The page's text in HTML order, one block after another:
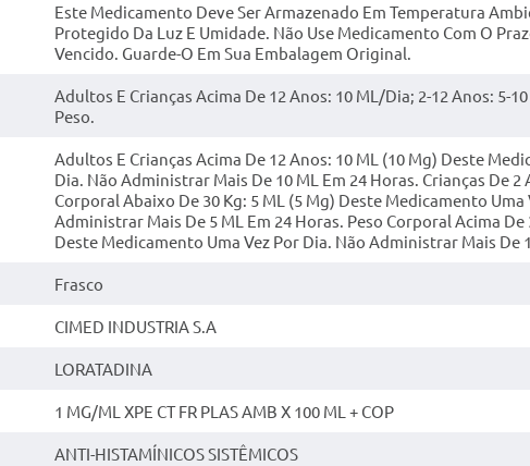
Este Medicamento Deve Ser Armazenado Em Temperatura
Protegido Da Luz E Umidade. Não Use Medicamento Com O
Vencido. Guarde-O Em Sua Embalagem Original.
Adultos E Crianças Acima De 12 Anos: 10 ML/dia; 2-12 Anos: 5-
Peso.
Adultos E Crianças Acima De 12 Anos: 10 ML (10 Mg) Deste
Dia. Não Administrar Mais De 10 ML Em 24 Horas. Crianças De 2
Corporal Abaixo De 30 Kg: 5 ML (5 Mg) Deste Medicamento Uma
Administrar Mais De 5 ML Em 24 Horas. Peso Corporal Acima De
Deste Medicamento Uma Vez Por Dia. Não Administrar Mais De
Frasco
CIMED INDUSTRIA S.A
LORATADINA
1 MG/ML XPE CT FR PLAS AMB X 100 ML + COP
ANTI-HISTAMÍNICOS SISTÊMICOS